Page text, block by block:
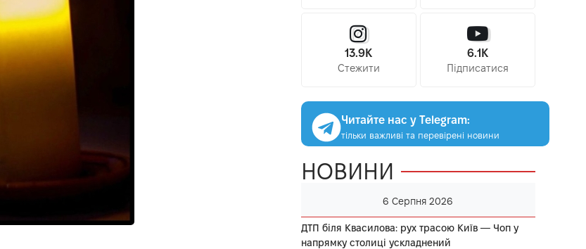
13.9K
Стежити
6.1K
Підписатися
Читайте нас у Telegram:
тільки важливі та перевірені новини
НОВИНИ
6 Серпня 2026
ДТП біля Квасилова: рух трасою Київ — Чоп у
напрямку столиці ускладнений